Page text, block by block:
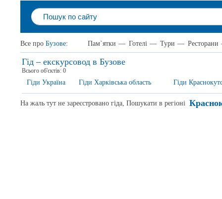
Все про Бузове: Пам`ятки — Готелі — Тури — Ресторани
Гід – екскурсовод в Бузове
Всього об'єктів: 0
Гіди Україна Гіди Харківська область Гіди
На жаль тут не зареєстровано гіда, Пошукати в регіоні